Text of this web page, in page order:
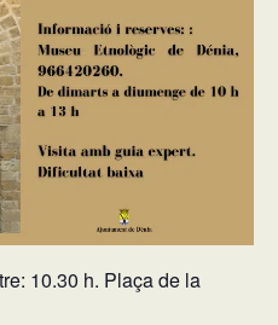
10.30 h. Plaça de la